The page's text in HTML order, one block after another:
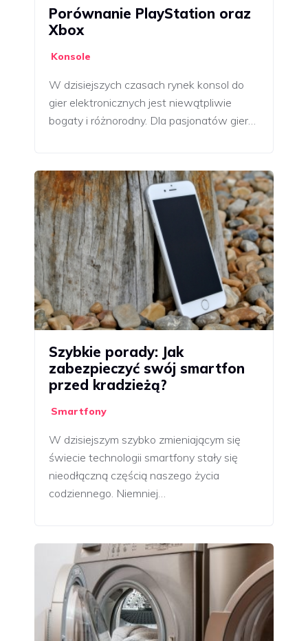
Porównanie PlayStation oraz
Xbox
Konsole
W dzisiejszych czasach rynek konsol do
gier elektronicznych jest niewątpliwie
bogaty i różnorodny. Dla pasjonatów gier…
Szybkie porady: Jak
zabezpieczyć swój smartfon
przed kradzieżą?
Smartfony
W dzisiejszym szybko zmieniającym się
świecie technologii smartfony stały się
nieodłączną częścią naszego życia
codziennego. Niemniej…